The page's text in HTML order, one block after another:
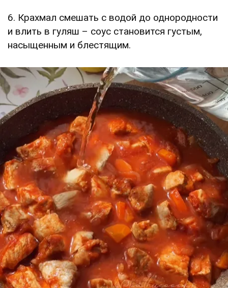
6. Крахмал смешать с водой до однородности
и влить в гуляш – соус становится густым,
насыщенным и блестящим.